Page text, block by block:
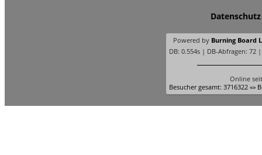
Datenschutz
Powered by Burning Board
DB: 0.554s | DB-Abfragen: 72
Online
Besucher gesamt: 3716322 «»